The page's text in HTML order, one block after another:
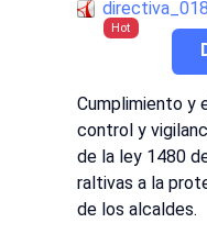
Hot
Cumplimiento y
control y
de la ley 1480
raltivas a la
de los alcaldes.